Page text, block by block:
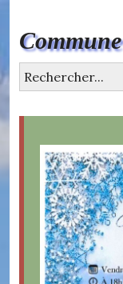
content